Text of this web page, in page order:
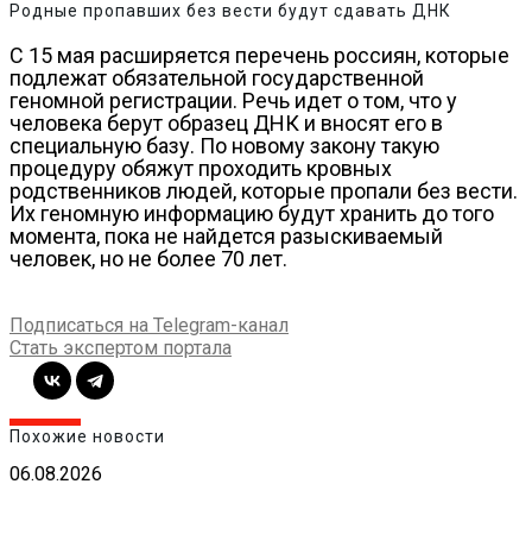
Родные пропавших без вести будут сдавать ДНК
С 15 мая расширяется перечень россиян, которые
подлежат обязательной государственной
геномной регистрации. Речь идет о том, что у
человека берут образец ДНК и вносят его в
специальную базу. По новому закону такую
процедуру обяжут проходить кровных
родственников людей, которые пропали без вести.
Их геномную информацию будут хранить до того
момента, пока не найдется разыскиваемый
человек, но не более 70 лет.
Подписаться на Telegram-канал
Стать экспертом портала
Похожие новости
06.08.2026